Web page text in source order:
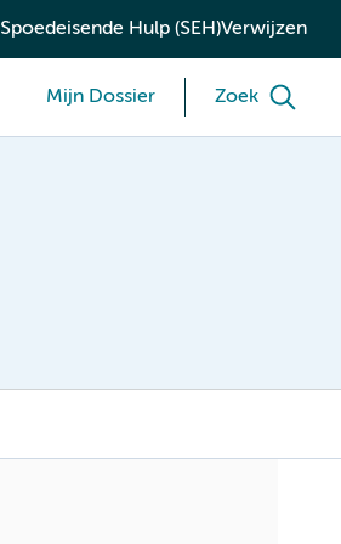
Spoedeisende Hulp (SEH)Verwijzen
Mijn Dossier Zoek